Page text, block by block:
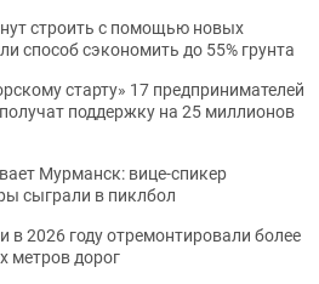
строить с помощью новых
способ сэкономить до 55% грунта
старту» 17 предпринимателей
поддержку на 25 миллионов
Мурманск: вице-спикер
сыграли в пиклбол
в 2026 году отремонтировали более
метров дорог